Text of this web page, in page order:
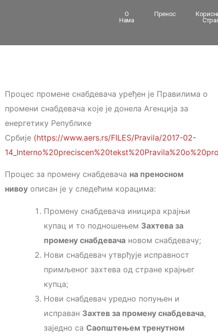
О
Нама
Пренос
Процес промене снабдевача уређен је Правилима о
промени снабдевача које је донела Агенција за
енергетику Републике
Србије (https://www.aers.rs/FILES/Pravila/2017-02-
Процес за промену снабдевача на преносном
нивоу описан је у следећим корацима:
Промену снабдевача иницира крајњи
купац и то подношењем Захтева за
промену снабдевача новом снабдевачу;
Нови снабдевач утврђује исправност
примљеног захтева од стране крајњег
купца;
Нови снабдевач уредно попуњен и
исправан Захтев за промену снабдевача,
заједно са Саопштењем тренутном